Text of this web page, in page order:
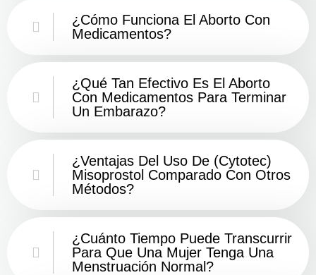
¿Cómo Funciona El Aborto Con
Medicamentos?
¿Qué Tan Efectivo Es El Aborto
Con Medicamentos Para Terminar
Un Embarazo?
¿Ventajas Del Uso De (Cytotec)
Misoprostol Comparado Con Otros
Métodos?
¿Cuánto Tiempo Puede Transcurrir
Para Que Una Mujer Tenga Una
Menstruación Normal?